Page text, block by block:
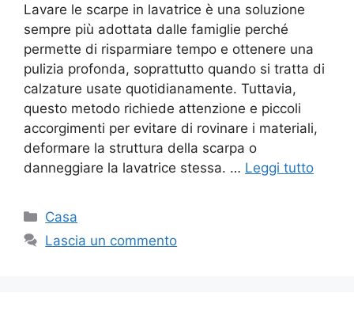
Lavare le scarpe in lavatrice è una soluzione
sempre più adottata dalle famiglie perché
permette di risparmiare tempo e ottenere una
pulizia profonda, soprattutto quando si tratta di
calzature usate quotidianamente. Tuttavia,
questo metodo richiede attenzione e piccoli
accorgimenti per evitare di rovinare i materiali,
deformare la struttura della scarpa o
danneggiare la lavatrice stessa. … Leggi tutto
Categorie
Casa
Lascia un commento